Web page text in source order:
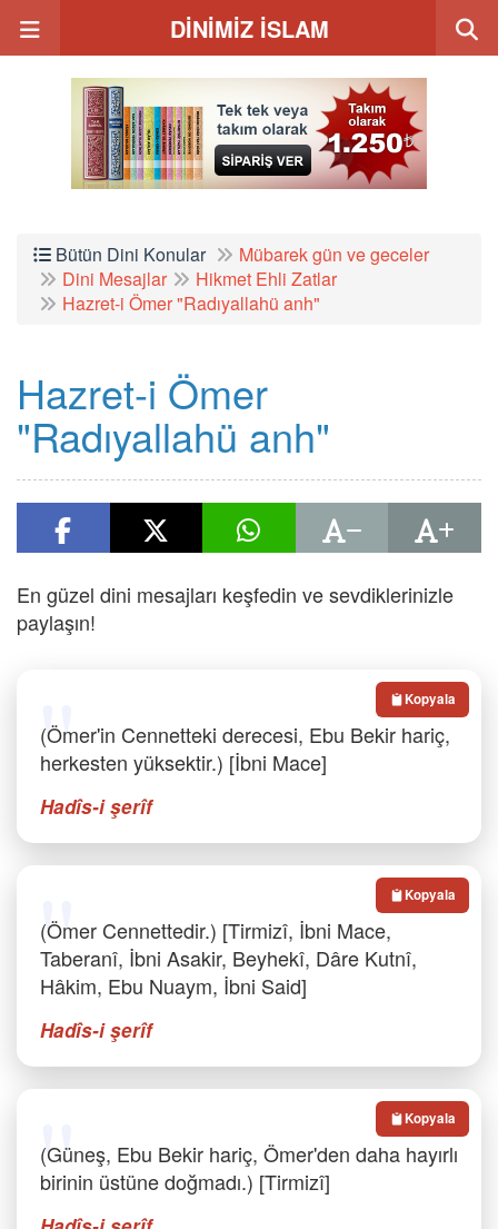
DİNİMİZ İSLAM
Bütün Dini Konular
Mübarek gün ve geceler
Dini Mesajlar
Hikmet Ehli Zatlar
Hazret-i Ömer "Radıyallahü anh"
Hazret-i Ömer
"Radıyallahü anh"
En güzel dini mesajları keşfedin ve sevdiklerinizle
paylaşın!
(Ömer'in Cennetteki derecesi, Ebu Bekir hariç,
herkesten yüksektir.) [İbni Mace]
Hadîs-i şerîf
Kopyala
(Ömer Cennettedir.) [Tirmizî, İbni Mace,
Taberanî, İbni Asakir, Beyhekî, Dâre Kutnî,
Hâkim, Ebu Nuaym, İbni Said]
Hadîs-i şerîf
Kopyala
(Güneş, Ebu Bekir hariç, Ömer'den daha hayırlı
birinin üstüne doğmadı.) [Tirmizî]
Kopyala